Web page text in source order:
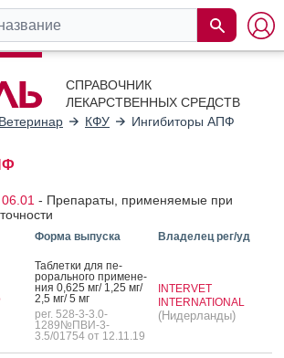
СПРАВОЧНИК
ЛЕКАРСТВЕННЫХ СРЕДСТВ
КФУ Ингибиторы АПФ
06.01 - Препараты, применяемые при
Форма выпуска Владелец рег/уд
Таб­летки для пе­
рораль­но­го при­мене­
ния 0,625 мг/ 1,25 мг/
2,5 мг/ 5 мг
рег. 528-3-3.0-
1289№ПВИ-3-
3.5/01754 от 12.11.19
INTERVET
INTERNATIONAL
(Нидерланды)